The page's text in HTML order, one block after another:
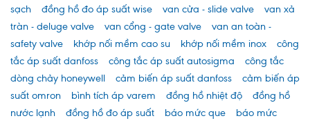
sạch
đồng hồ đo áp suất wise van cửa - slide valve
van xả
tràn - deluge valve
van cổng - gate valve
van an toàn -
safety valve
khớp nối mềm cao su khớp nối mềm inox
công
tắc áp suất danfoss
công tắc áp suất autosigma
công tắc
dòng chảy honeywell
cảm biến áp suất danfoss
cảm biến áp
suất omron
bình tích áp varem đồng hồ nhiệt độ
đồng hồ
nước lạnh
đồng hồ đo áp suất báo mức que
báo mức